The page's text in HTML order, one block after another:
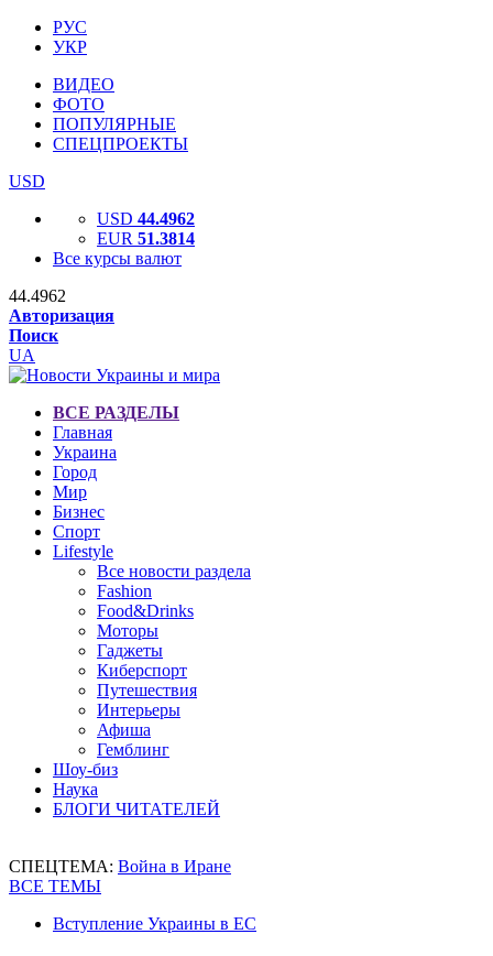
РУС
УКР
ВИДЕО
ФОТО
ПОПУЛЯРНЫЕ
СПЕЦПРОЕКТЫ
USD
USD 44.4962
EUR 51.3814
Все курсы валют
44.4962
Авторизация
Поиск
UA
ВСЕ РАЗДЕЛЫ
Главная
Украина
Город
Мир
Бизнес
Спорт
Lifestyle
Все новости раздела
Fashion
Food&Drinks
Моторы
Гаджеты
Киберспорт
Путешествия
Интерьеры
Афиша
Гемблинг
Шоу-биз
Наука
БЛОГИ ЧИТАТЕЛЕЙ
СПЕЦТЕМА: Война в Иране
ВСЕ ТЕМЫ
Вступление Украины в ЕС